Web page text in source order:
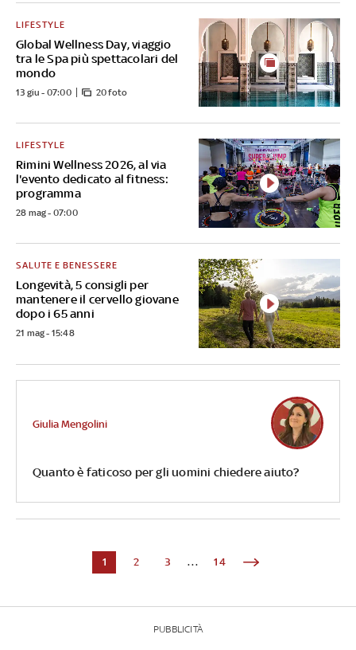
Global Wellness Day, viaggio
tra le Spa più spettacolari del
mondo
LIFESTYLE
13 giu - 07:00 20 foto
Rimini Wellness 2026, al via
l'evento dedicato al fitness:
programma
LIFESTYLE
28 mag - 07:00
Longevità, 5 consigli per
mantenere il cervello giovane
dopo i 65 anni
SALUTE E BENESSERE
21 mag - 15:48
Quanto è faticoso per gli uomini chiedere aiuto?
Giulia Mengolini
1 2 3 ... 14
PUBBLICITÀ